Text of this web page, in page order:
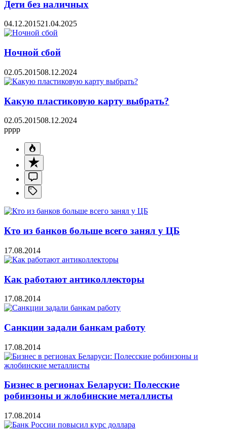
Дети без наличных
04.12.201521.04.2025
Ночной сбой
02.05.201508.12.2024
Какую пластиковую карту выбрать?
02.05.201508.12.2024
pppp
Кто из банков больше всего занял у ЦБ
17.08.2014
Как работают антиколлекторы
17.08.2014
Санкции задали банкам работу
17.08.2014
Бизнес в регионах Беларуси: Полесские
робинзоны и жлобинские металлисты
17.08.2014